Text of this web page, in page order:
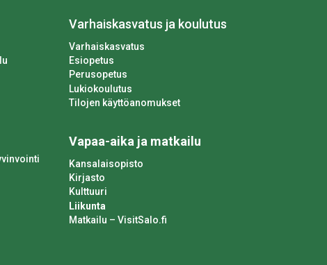
Varhaiskasvatus ja koulutus
Varhaiskasvatus
Esiopetus
Perusopetus
Lukiokoulutus
Tilojen käyttöanomukset
Vapaa-aika ja matkailu
Kansalaisopisto
Kirjasto
Kulttuuri
Liikunta
Matkailu – VisitSalo.fi